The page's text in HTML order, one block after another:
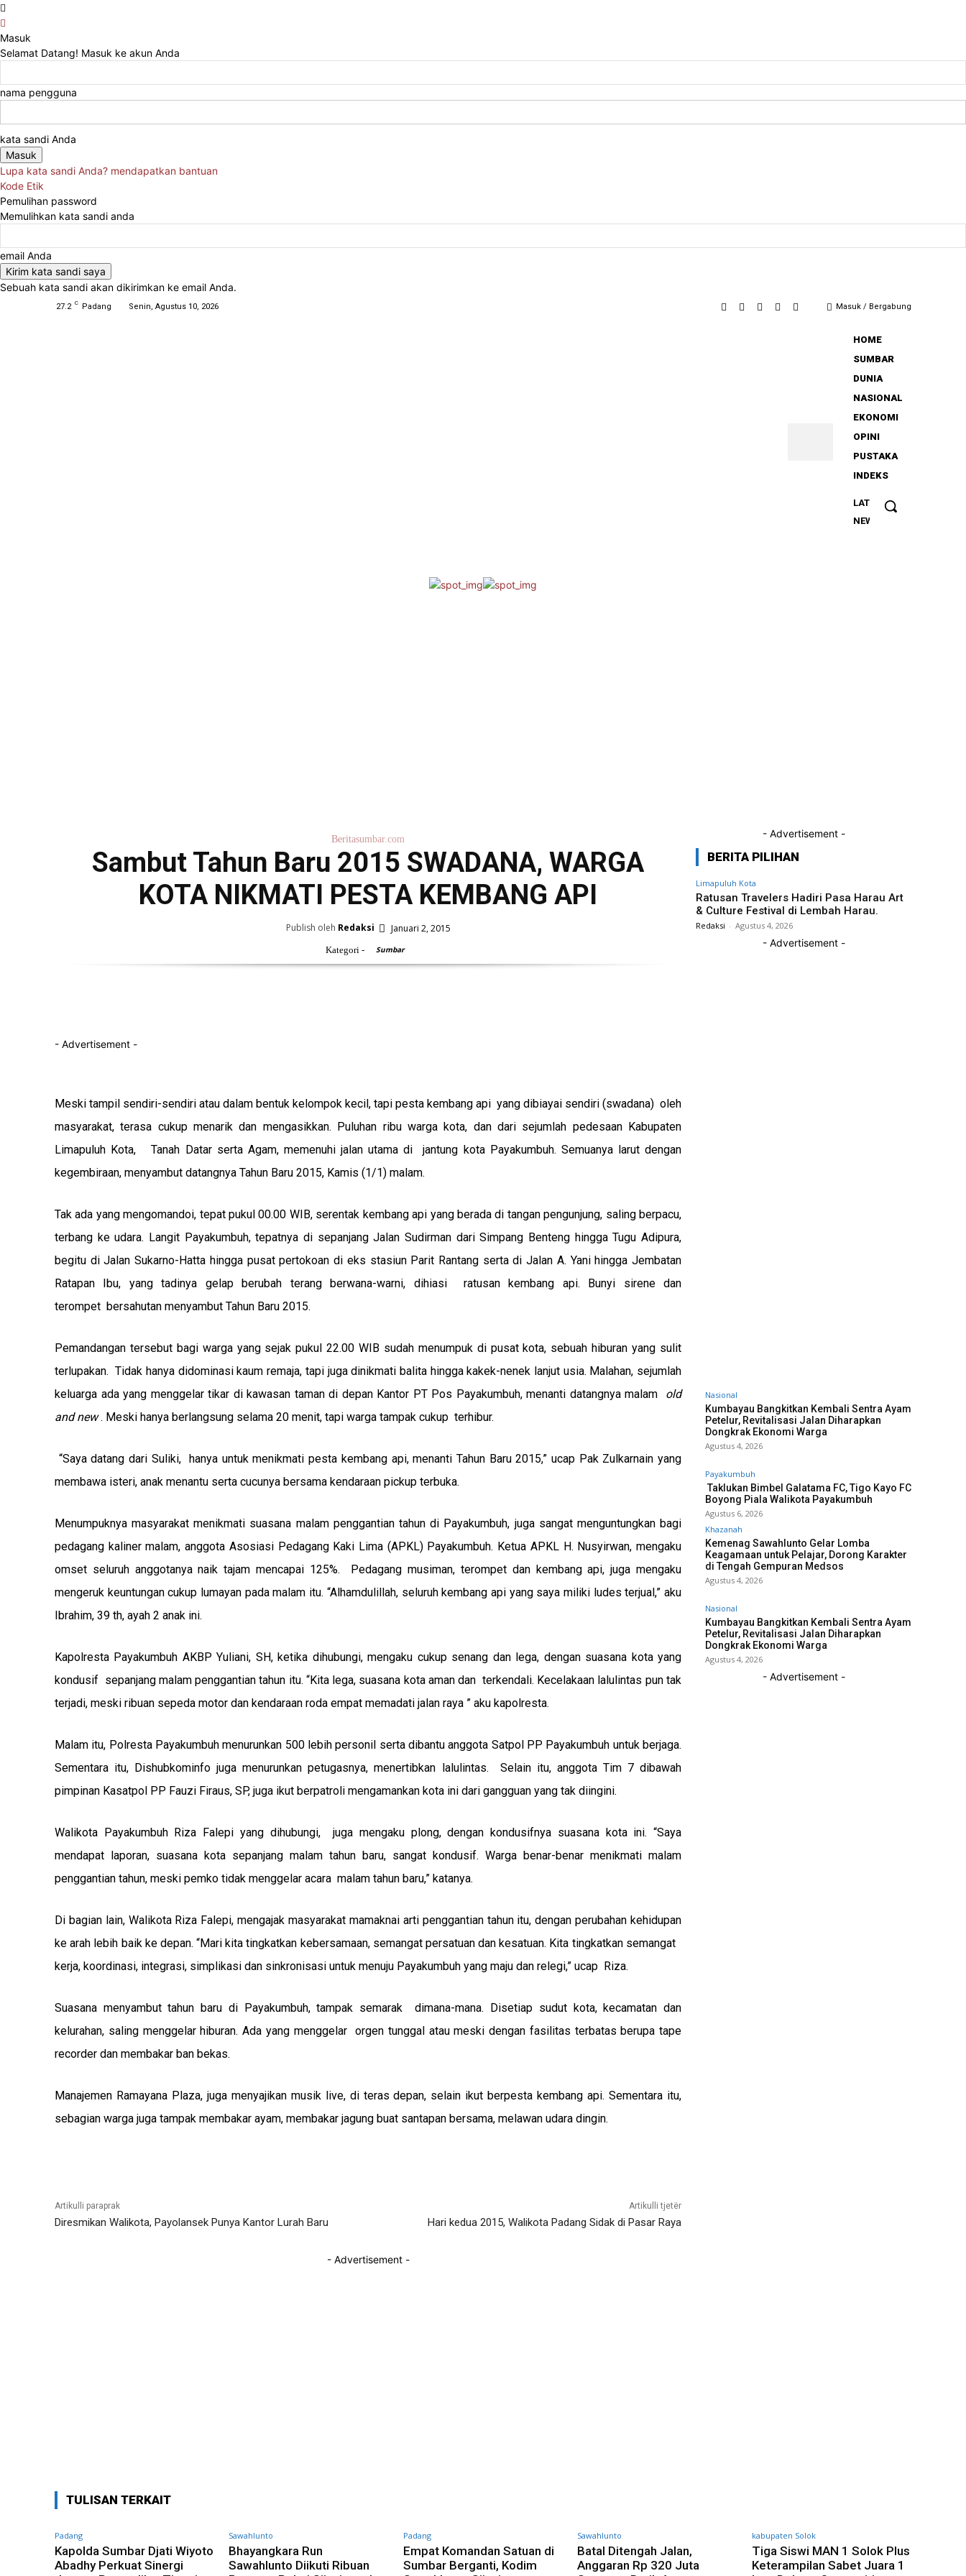
Masuk
Selamat Datang! Masuk ke akun Anda
nama pengguna
kata sandi Anda
Lupa kata sandi Anda? mendapatkan bantuan
Kode Etik
Pemulihan password
Memulihkan kata sandi anda
email Anda
Sebuah kata sandi akan dikirimkan ke email Anda.
27.2 C Padang Senin, Agustus 10, 2026 Masuk / Bergabung
HOME
SUMBAR
DUNIA
NASIONAL
EKONOMI
OPINI
PUSTAKA
INDEKS
LATEST
NEWS
Beritasumbar.com
Sambut Tahun Baru 2015 SWADANA, WARGA
KOTA NIKMATI PESTA KEMBANG API
S
Publish oleh Redaksi Januari 2, 2015
Kategori - Sumbar
- Advertisement -
Meski tampil sendiri-sendiri atau dalam bentuk kelompok kecil, tapi pesta kembang api yang dibiayai sendiri (swadana) oleh
masyarakat, terasa cukup menarik dan mengasikkan. Puluhan ribu warga kota, dan dari sejumlah pedesaan Kabupaten
Limapuluh Kota, Tanah Datar serta Agam, memenuhi jalan utama di jantung kota Payakumbuh. Semuanya larut dengan
kegembiraan, menyambut datangnya Tahun Baru 2015, Kamis (1/1) malam.
Tak ada yang mengomandoi, tepat pukul 00.00 WIB, serentak kembang api yang berada di tangan pengunjung, saling berpacu,
terbang ke udara. Langit Payakumbuh, tepatnya di sepanjang Jalan Sudirman dari Simpang Benteng hingga Tugu Adipura,
begitu di Jalan Sukarno-Hatta hingga pusat pertokoan di eks stasiun Parit Rantang serta di Jalan A. Yani hingga Jembatan
Ratapan Ibu, yang tadinya gelap berubah terang berwana-warni, dihiasi ratusan kembang api. Bunyi sirene dan
terompet bersahutan menyambut Tahun Baru 2015.
Pemandangan tersebut bagi warga yang sejak pukul 22.00 WIB sudah menumpuk di pusat kota, sebuah hiburan yang sulit
terlupakan. Tidak hanya didominasi kaum remaja, tapi juga dinikmati balita hingga kakek-nenek lanjut usia. Malahan, sejumlah
keluarga ada yang menggelar tikar di kawasan taman di depan Kantor PT Pos Payakumbuh, menanti datangnya malam old
and new. Meski hanya berlangsung selama 20 menit, tapi warga tampak cukup terhibur.
“Saya datang dari Suliki, hanya untuk menikmati pesta kembang api, menanti Tahun Baru 2015,” ucap Pak Zulkarnain yang
membawa isteri, anak menantu serta cucunya bersama kendaraan pickup terbuka.
Menumpuknya masyarakat menikmati suasana malam penggantian tahun di Payakumbuh, juga sangat menguntungkan bagi
pedagang kaliner malam, anggota Asosiasi Pedagang Kaki Lima (APKL) Payakumbuh. Ketua APKL H. Nusyirwan, mengaku
omset seluruh anggotanya naik tajam mencapai 125%. Pedagang musiman, terompet dan kembang api, juga mengaku
mengeruk keuntungan cukup lumayan pada malam itu. “Alhamdulillah, seluruh kembang api yang saya miliki ludes terjual,” aku
Ibrahim, 39 th, ayah 2 anak ini.
Kapolresta Payakumbuh AKBP Yuliani, SH, ketika dihubungi, mengaku cukup senang dan lega, dengan suasana kota yang
kondusif sepanjang malam penggantian tahun itu. “Kita lega, suasana kota aman dan terkendali. Kecelakaan lalulintas pun tak
terjadi, meski ribuan sepeda motor dan kendaraan roda empat memadati jalan raya ” aku kapolresta.
Malam itu, Polresta Payakumbuh menurunkan 500 lebih personil serta dibantu anggota Satpol PP Payakumbuh untuk berjaga.
Sementara itu, Dishubkominfo juga menurunkan petugasnya, menertibkan lalulintas. Selain itu, anggota Tim 7 dibawah
pimpinan Kasatpol PP Fauzi Firaus, SP, juga ikut berpatroli mengamankan kota ini dari gangguan yang tak diingini.
Walikota Payakumbuh Riza Falepi yang dihubungi, juga mengaku plong, dengan kondusifnya suasana kota ini. “Saya
mendapat laporan, suasana kota sepanjang malam tahun baru, sangat kondusif. Warga benar-benar menikmati malam
penggantian tahun, meski pemko tidak menggelar acara malam tahun baru,” katanya.
Di bagian lain, Walikota Riza Falepi, mengajak masyarakat mamaknai arti penggantian tahun itu, dengan perubahan kehidupan
ke arah lebih baik ke depan. “Mari kita tingkatkan kebersamaan, semangat persatuan dan kesatuan. Kita tingkatkan semangat
kerja, koordinasi, integrasi, simplikasi dan sinkronisasi untuk menuju Payakumbuh yang maju dan relegi,” ucap Riza.
Suasana menyambut tahun baru di Payakumbuh, tampak semarak dimana-mana. Disetiap sudut kota, kecamatan dan
kelurahan, saling menggelar hiburan. Ada yang menggelar orgen tunggal atau meski dengan fasilitas terbatas berupa tape
recorder dan membakar ban bekas.
Manajemen Ramayana Plaza, juga menyajikan musik live, di teras depan, selain ikut berpesta kembang api. Sementara itu,
sebagian warga juga tampak membakar ayam, membakar jagung buat santapan bersama, melawan udara dingin.
Artikulli paraprak
Diresmikan Walikota, Payolansek Punya Kantor Lurah Baru
Artikulli tjetër
Hari kedua 2015, Walikota Padang Sidak di Pasar Raya
- Advertisement -
- Advertisement -
BERITA PILIHAN
Limapuluh Kota
Ratusan Travelers Hadiri Pasa Harau Art
& Culture Festival di Lembah Harau.
Redaksi - Agustus 4, 2026
- Advertisement -
Nasional
Kumbayau Bangkitkan Kembali Sentra Ayam
Petelur, Revitalisasi Jalan Diharapkan
Dongkrak Ekonomi Warga
Agustus 4, 2026
Payakumbuh
Taklukan Bimbel Galatama FC, Tigo Kayo FC
Boyong Piala Walikota Payakumbuh
Agustus 6, 2026
Khazanah
Kemenag Sawahlunto Gelar Lomba
Keagamaan untuk Pelajar, Dorong Karakter
di Tengah Gempuran Medsos
Agustus 4, 2026
Nasional
Kumbayau Bangkitkan Kembali Sentra Ayam
Petelur, Revitalisasi Jalan Diharapkan
Dongkrak Ekonomi Warga
Agustus 4, 2026
- Advertisement -
TULISAN TERKAIT
Padang
Kapolda Sumbar Djati Wiyoto
Abadhy Perkuat Sinergi
Sawahlunto
Bhayangkara Run
Sawahlunto Diikuti Ribuan
Padang
Empat Komandan Satuan di
Sumbar Berganti, Kodim
Sawahlunto
Batal Ditengah Jalan,
Anggaran Rp 320 Juta
kabupaten Solok
Tiga Siswi MAN 1 Solok Plus
Keterampilan Sabet Juara 1